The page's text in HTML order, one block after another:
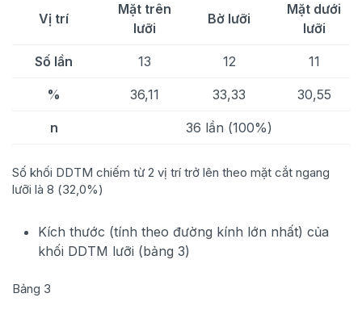
Vị trí
Mặt trên
lưỡi
Bờ lưỡi
Mặt dưới
lưỡi
Số lần 13 12 11
% 36,11 33,33 30,55
n 36 lần (100%)
Số khối DDTM chiếm từ 2 vị trí trở lên theo mặt cắt ngang
lưỡi là 8 (32,0%)
Kích thước (tính theo đường kính lớn nhất) của
khối DDTM lưỡi (bảng 3)
Bảng 3